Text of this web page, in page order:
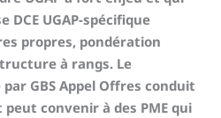
DCE UGAP-spécifique
propres, pondération
à rangs. Le
GBS Appel Offres conduit
convenir à des PME qui